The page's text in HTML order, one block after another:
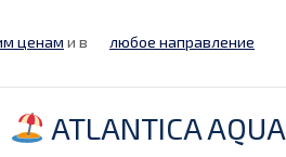
ценам и в любое направление
ATLANTICA AQUA